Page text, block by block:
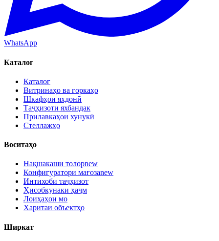
WhatsApp
Каталог
Каталог
Витринаҳо ва горкаҳо
Шкафҳои яхдонӣ
Таҷҳизоти яхбандак
Прилавкаҳои хунукӣ
Стеллажҳо
Воситаҳо
Нақшакаши толорnew
Конфигуратори мағозаnew
Интихоби таҷҳизот
Ҳисобкунаки ҳаҷм
Лоиҳаҳои мо
Харитаи объектҳо
Ширкат